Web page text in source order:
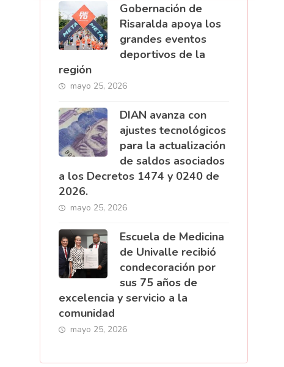
Gobernación de
Risaralda apoya los
grandes eventos
deportivos de la
región
mayo 25, 2026
DIAN avanza con
ajustes tecnológicos
para la actualización
de saldos asociados
a los Decretos 1474 y 0240 de
2026.
mayo 25, 2026
Escuela de Medicina
de Univalle recibió
condecoración por
sus 75 años de
excelencia y servicio a la
comunidad
mayo 25, 2026